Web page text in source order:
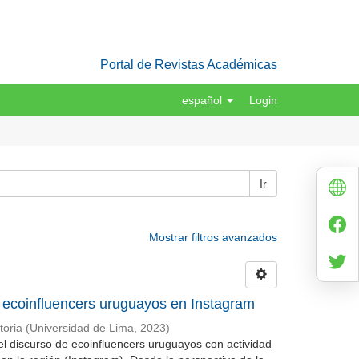
Portal de Revistas Académicas
español Login
Ir
Mostrar filtros avanzados
uruguayos en Instagram
(Universidad de Lima, 2023)
discurso de ecoinfluencers uruguayos con actividad